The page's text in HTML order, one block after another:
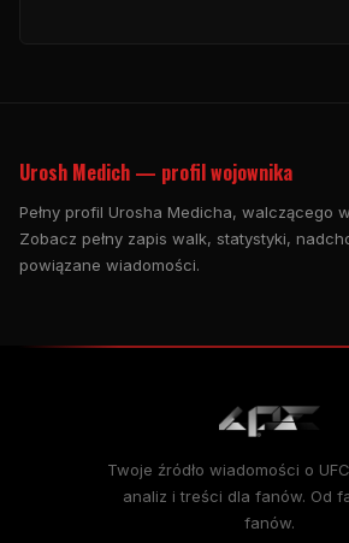
Urosh Medich — profil wojownika
Pełny profil Urosha Medicha, walczącego
Zobacz pełny zapis walk, statystyki,
powiązane wiadomości.
Twoje źródło wiadomości o
analiz i treści dla fanów. Od
fanów.